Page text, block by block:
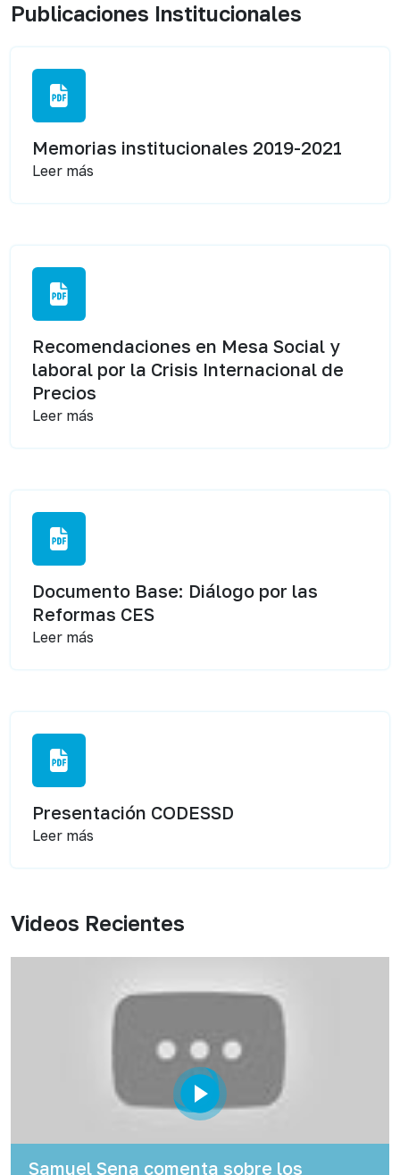
Publicaciones Institucionales
Memorias institucionales 2019-2021
Leer más
Recomendaciones en Mesa Social y
laboral por la Crisis Internacional de
Precios
Leer más
Documento Base: Diálogo por las
Reformas CES
Leer más
Presentación CODESSD
Leer más
Videos Recientes
Samuel Sena comenta sobre los